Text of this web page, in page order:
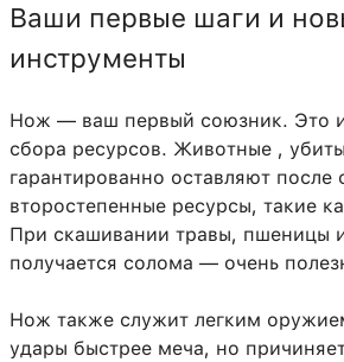
Ваши первые шаги и
инструменты
Нож — ваш первый союзник. Это
сбора ресурсов. Животные ,
гарантированно оставляют после
второстепенные ресурсы, такие
При скашивании травы, пшеницы
получается солома — очень
Нож также служит легким
удары быстрее меча, но